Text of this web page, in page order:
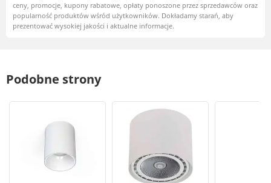
ceny, promocje, kupony rabatowe, opłaty ponoszone przez sprzedawców oraz
popularność produktów wśród użytkowników. Dokładamy starań, aby
prezentować wysokiej jakości i aktualne informacje.
Podobne strony